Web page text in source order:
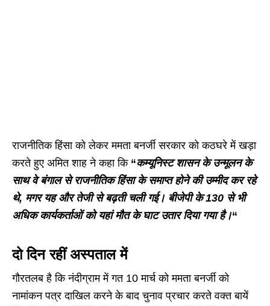
राजनीतिक हिंसा को लेकर ममता बनर्जी सरकार को कठघरे में खड़ा
करते हुए अमित शाह ने कहा कि “कम्यूनिस्ट शासन के उन्मूलन के
साथ वे बंगाल से राजनीतिक हिंसा के समाप्त होने की उम्मीद कर रहे
थे, मगर यह और तेजी से बढ़ती चली गई। बीजेपी के 130 से भी
अधिक कार्यकर्ताओं को यहां मौत के घाट उतार दिया गया है।“
दो दिन रहीं अस्पताल में
गौरतलब है कि नंदीग्राम में गत 10 मार्च को ममता बनर्जी को
नामांकन पत्र दाखिल करने के बाद चुनाव प्रचार करते वक्त बायें